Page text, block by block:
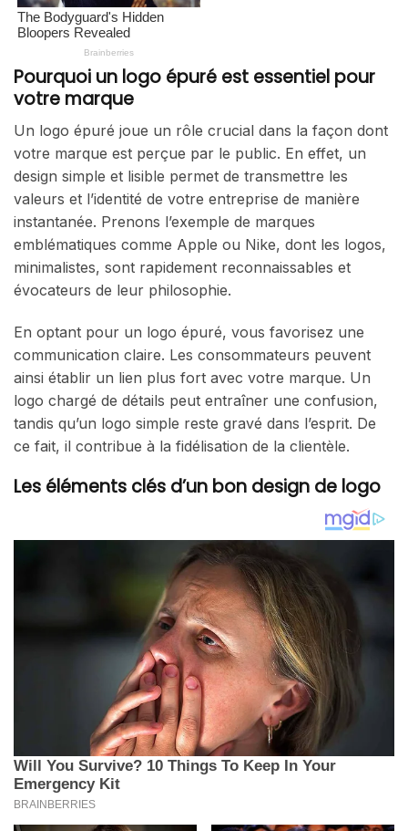
Pourquoi un logo épuré est essentiel pour
votre marque
Un logo épuré joue un rôle crucial dans la façon dont
votre marque est perçue par le public. En effet, un
design simple et lisible permet de transmettre les
valeurs et l’identité de votre entreprise de manière
instantanée. Prenons l’exemple de marques
emblématiques comme Apple ou Nike, dont les logos,
minimalistes, sont rapidement reconnaissables et
évocateurs de leur philosophie.
En optant pour un logo épuré, vous favorisez une
communication claire. Les consommateurs peuvent
ainsi établir un lien plus fort avec votre marque. Un
logo chargé de détails peut entraîner une confusion,
tandis qu’un logo simple reste gravé dans l’esprit. De
ce fait, il contribue à la fidélisation de la clientèle.
Les éléments clés d’un bon design de logo